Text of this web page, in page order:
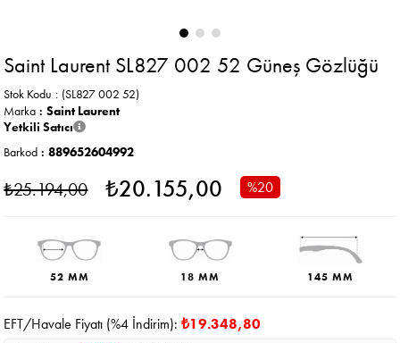
Saint Laurent SL827 002 52 Güneş Gözlüğü
(SL827 002 52)
Stok Kodu
Marka : Saint Laurent
Yetkili Satıcı
Barkod : 889652604992
₺25.194,00 ₺20.155,00 %20
52 MM 18 MM 145 MM
EFT/Havale Fiyatı (%4 İndirim):₺19.348,80